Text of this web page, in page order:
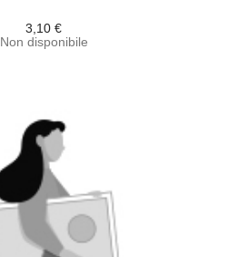
3,10 €
Non disponibile